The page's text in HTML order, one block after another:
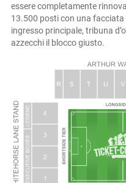
essere completamente
13.500 posti con una
ingresso principale, tribuna
azzecchi il blocco giusto.